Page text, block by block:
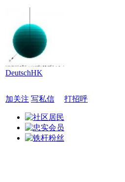
DeutschHK
加关注 写私信 打招呼